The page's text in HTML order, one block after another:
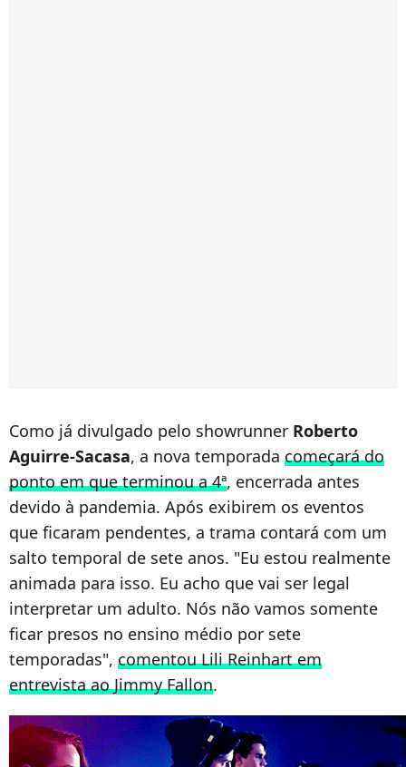
Como já divulgado pelo showrunner Roberto
Aguirre-Sacasa, a nova temporada começará do
ponto em que terminou a 4ª, encerrada antes
devido à pandemia. Após exibirem os eventos
que ficaram pendentes, a trama contará com um
salto temporal de sete anos. "Eu estou realmente
animada para isso. Eu acho que vai ser legal
interpretar um adulto. Nós não vamos somente
ficar presos no ensino médio por sete
temporadas", comentou Lili Reinhart em
entrevista ao Jimmy Fallon.